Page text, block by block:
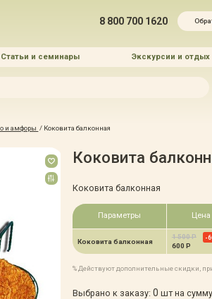
8 800 700 1620
Статьи и семинары Экскурсии и отдых
и амфоры / Коковита балконная
Коковита
Коковита балконная
Параметры Цена
Коковита балконная
1 500 Р -
600 Р
% Действуют дополнительные скидки,
Выбрано к заказу: 0 шт на сумму